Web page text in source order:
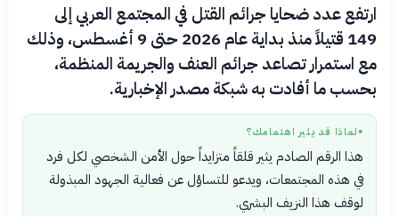
ارتفع عدد ضحايا جرائم القتل في المجتمع العربي إلى
149 قتيلاً منذ بداية عام 2026 حتى 9 أغسطس، وذلك
مع استمرار تصاعد جرائم العنف والجريمة المنظمة،
بحسب ما أفادت به شبكة مصدر الإخبارية.
● لماذا قد يثير اهتمامك؟
هذا الرقم الصادم يثير قلقاً متزايداً حول الأمن الشخصي لكل فرد
في هذه المجتمعات، ويدعو للتساؤل عن فعالية الجهود المبذولة
لوقف هذا النزيف البشري.